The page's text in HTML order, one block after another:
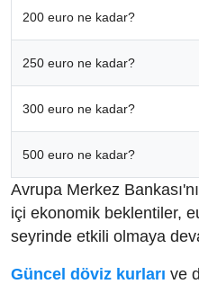
200 euro ne kadar?
250 euro ne kadar?
300 euro ne kadar?
500 euro ne kadar?
Avrupa Merkez
içi ekonomik beklentiler,
seyrinde etkili olmaya
Güncel döviz kurları ve